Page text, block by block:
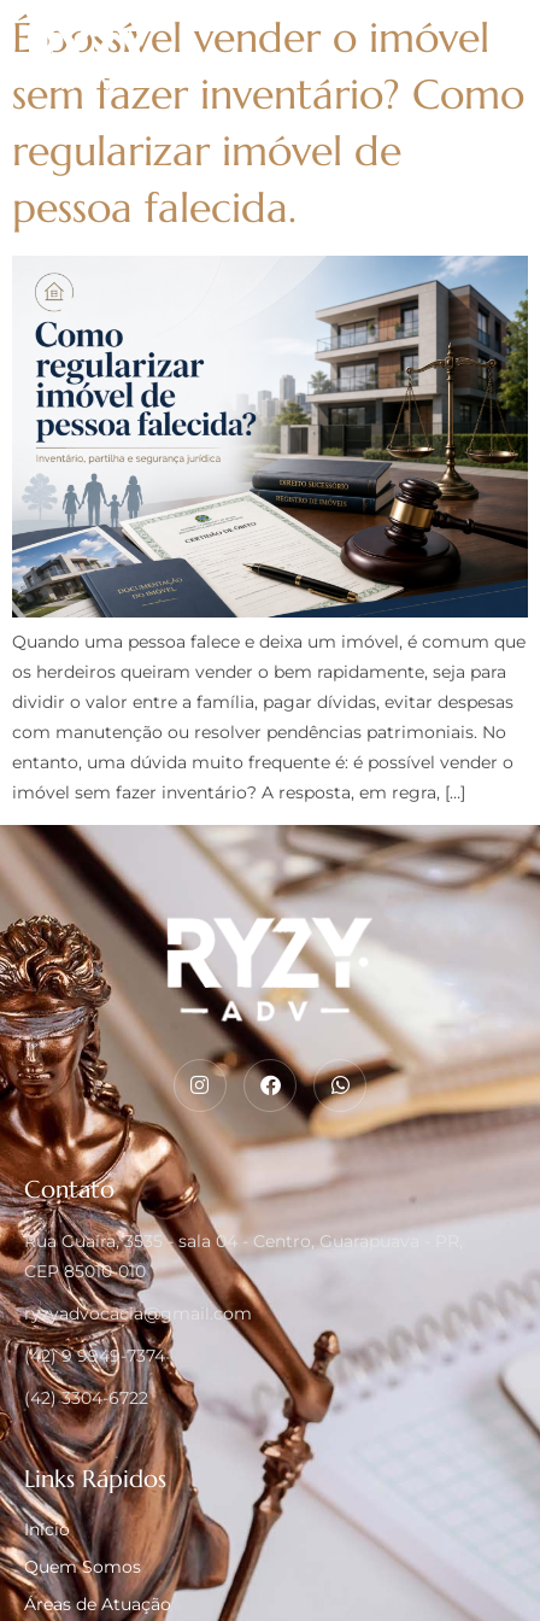
É possível vender o imóvel
sem fazer inventário? Como
regularizar imóvel de
pessoa falecida.
Quando uma pessoa falece e deixa um imóvel, é comum que
os herdeiros queiram vender o bem rapidamente, seja para
dividir o valor entre a família, pagar dívidas, evitar despesas
com manutenção ou resolver pendências patrimoniais. No
entanto, uma dúvida muito frequente é: é possível vender o
imóvel sem fazer inventário? A resposta, em regra, […]
Contato
Rua Guaíra, 3535 - sala 04 - Centro, Guarapuava - PR,
CEP 85010-010
ryzyadvocacia@gmail.com
(42) 9 9949-7374
(42) 3304-6722
Links Rápidos
Início
Quem Somos
Áreas de Atuação